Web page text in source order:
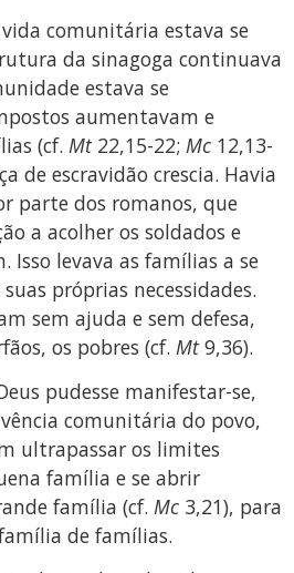
comunitária estava se
da sinagoga continuava
estava se
aumentavam e
(cf. Mt22,15-22; Mc 12,13-
de escravidão crescia. Havia
parte dos romanos, que
a acolher os soldados e
Isso levava as famílias a se
próprias necessidades.
sem ajuda e sem defesa,
os pobres (cf. Mt9,36).
pudesse manifestar-se,
comuni­tária do povo,
ultrapassar os limites
família e se abrir
família (cf. Mc 3,21), para
de famílias.